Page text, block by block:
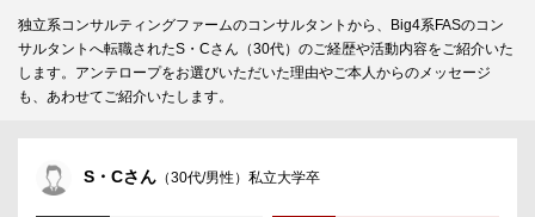
独立系コンサルティングファームのコンサルタントから、Big4系FASのコン
サルタントへ転職されたS・Cさん（30代）のご経歴や活動内容をご紹介いた
します。アンテロープをお選びいただいた理由やご本人からのメッセージ
も、あわせてご紹介いたします。
S・Cさん （30代/男性）私立大学卒